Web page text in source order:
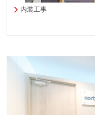
内装工事